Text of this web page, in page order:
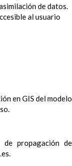
de datos.
al usuario
en GIS del modelo
de propagación de